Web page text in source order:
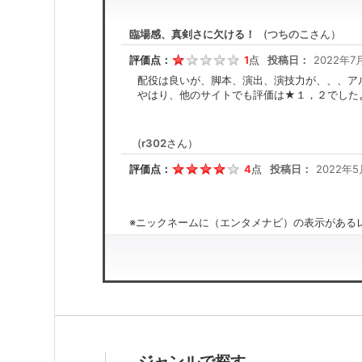
臨場感、真剣さに欠ける！ (つちのこさん）
評価点：
1点 投稿日：
2022年7
配役は良いが、脚本、演出、演技力が、、、
やはり、他のサイトでも評価は★１，２でした
(r302さん）
評価点：
4点 投稿日： 2022年5
※ニックネームに（エンタメナビ）の表示があ